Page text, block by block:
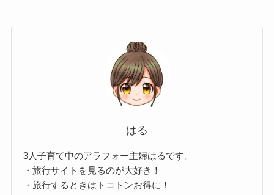
はる
3人子育て中のアラフォー主婦はるです。
・旅行サイトを見るのが大好き！
・旅行するときはトコトンお得に！